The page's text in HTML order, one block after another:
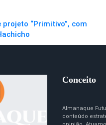
projeto “Primitivo”, com
Conceito
Almanaque
conteúdo